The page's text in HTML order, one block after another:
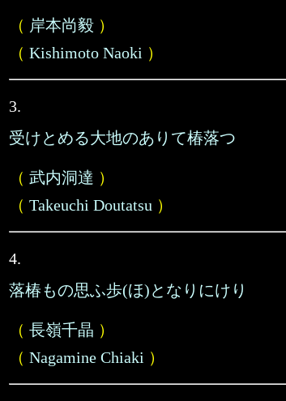
（ 岸本尚毅 ）
（ Kishimoto Naoki ）
3.
受けとめる大地のありて椿落つ
（ 武内洞達 ）
（ Takeuchi Doutatsu ）
4.
落椿もの思ふ歩(ほ)となりにけり
（ 長嶺千晶 ）
（ Nagamine Chiaki ）